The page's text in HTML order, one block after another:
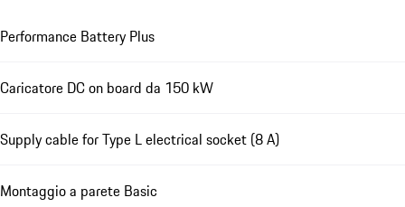
Performance Battery Plus
Caricatore DC on board da 150 kW
Supply cable for Type L electrical socket (8 A)
Montaggio a parete Basic